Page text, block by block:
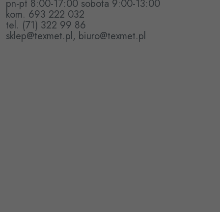
pn-pt 8:00-17:00 sobota 9:00-13:00
kom. 693 222 032
tel. (71) 322 99 86
sklep@texmet.pl, biuro@texmet.pl